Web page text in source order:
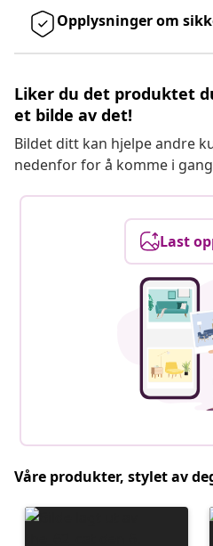
Opplysninger om
Liker du det produktet
et bilde av det!
Bildet ditt kan hjelpe andre
nedenfor for å komme i
Last
Våre produkter, stylet av